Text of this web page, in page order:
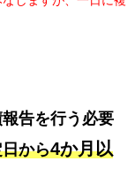
告を行う必要
から4か月以